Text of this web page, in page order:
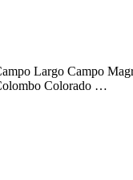
Largo Campo
Colorado …